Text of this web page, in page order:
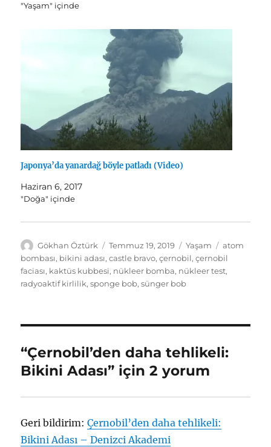
"Yaşam" içinde
Japonya’da yanardağ böyle patladı (Video)
Haziran 6, 2017
"Doğa" içinde
Yazar
Gökhan Öztürk
Yayın
tarihi
Temmuz 19, 2019 Kategoriler
Yaşam Etiketler
atom
bombası, bikini adası,castle bravo,çernobil,çernobil
faciası, kaktüs kubbesi, nükleer bomba, nükleer test,
radyoaktif kirlilik,sponge bob,sünger bob
“Çernobil’den daha tehlikeli:
Bikini Adası” için 2 yorum
Geri bildirim:Çernobil’den daha tehlikeli:
Bikini Adası – Denizci Akademi